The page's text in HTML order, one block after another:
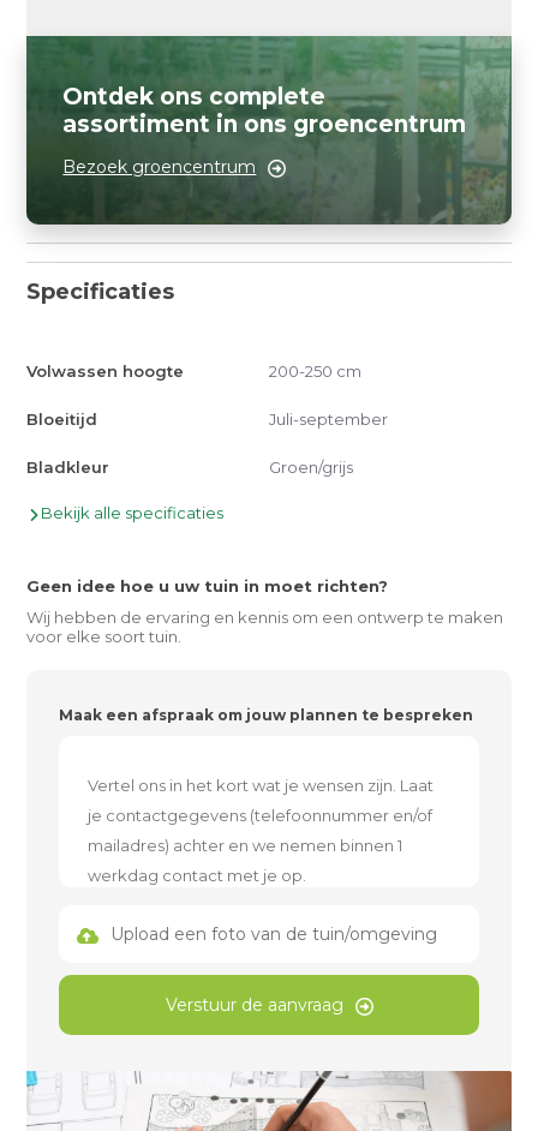
Ontdek ons complete
assortiment in ons groencentrum
Bezoek groencentrum
Specificaties
Volwassen hoogte 200-250 cm
Bloeitijd Juli-september
Bladkleur Groen/grijs
Bekijk alle specificaties
Geen idee hoe u uw tuin in moet richten?
Wij hebben de ervaring en kennis om een ontwerp te maken
voor elke soort tuin.
Maak een afspraak om jouw plannen te bespreken
Upload een foto van de tuin/omgeving
Verstuur de aanvraag